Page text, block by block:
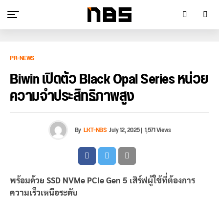
PR-NEWS
Biwin เปิดตัว Black Opal Series หน่วย
ความจำประสิทธิภาพสูง
By LKT-NBSJuly 12, 2025| 1,571 Views
พร้อมด้วย SSD NVMe PCIe Gen 5 เสิร์ฟผู้ใช้ที่ต้องการ
ความเร็วเหนือระดับ